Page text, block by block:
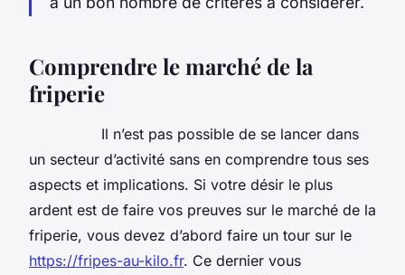
Comprendre le marché de la
friperie
Il n’est pas possible de se lancer dans
un secteur d’activité sans en comprendre tous ses
aspects et implications. Si votre désir le plus
ardent est de faire vos preuves sur le marché de la
friperie, vous devez d’abord faire un tour sur le
https://fripes-au-kilo.fr. Ce dernier vous